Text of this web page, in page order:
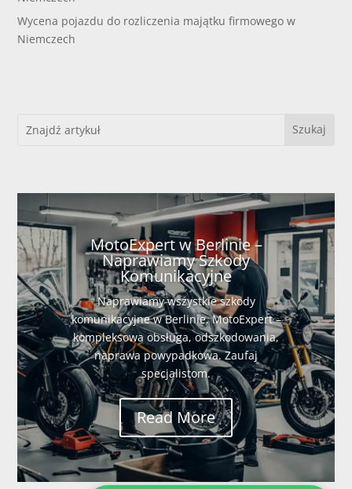
Wycena pojazdu do rozliczenia majątku firmowego w
Niemczech
MotoExpert w Berlinie –
Naprawiamy Szkody
Komunikacyjne
Naprawiamy wszystkie szkody
komunikacyjne w Berlinie. MotoExpert –
kompleksowa obsługa, odszkodowania,
naprawa powypadkowa. Zaufaj
specjalistom.
Read More